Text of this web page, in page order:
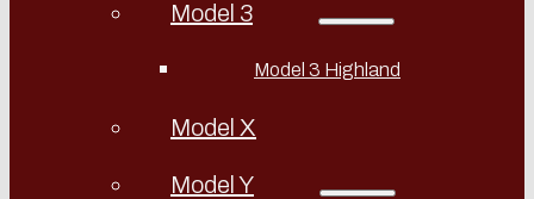
Model 3
Model 3 Highland
Model X
Model Y